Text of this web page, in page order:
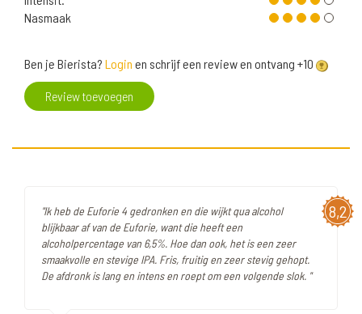
Nasmaak
Ben je Bierista? Login en schrijf een review en ontvang +10
Review toevoegen
8,2
"Ik heb de Euforie 4 gedronken en die wijkt qua alcohol
blijkbaar af van de Euforie, want die heeft een
alcoholpercentage van 6,5%. Hoe dan ook, het is een zeer
smaakvolle en stevige IPA. Fris, fruitig en zeer stevig gehopt.
De afdronk is lang en intens en roept om een volgende slok. "